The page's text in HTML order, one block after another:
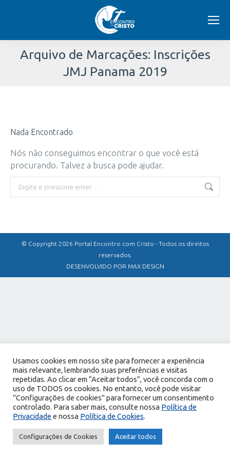
Arquivo de Marcações: Inscrições
JMJ Panama 2019
Nada Encontrado
Nós não conseguimos encontrar o que você está
procurando. Talvez a busca pode ajudar.
Buscar
© Copyright 2026 Portal Encontro com Cristo - Todos os direitos
reservados.
DESENVOLVIDO POR MAX DESIGN
Usamos cookies em nosso site para fornecer a experiência
mais relevante, lembrando suas preferências e visitas
repetidas. Ao clicar em “Aceitar todos”, você concorda com o
uso de TODOS os cookies. No entanto, você pode visitar
"Configurações de cookies" para fornecer um consentimento
controlado. Para saber mais, consulte nossa Política de
Privacidade e nossa Política de Cookies.
Configurações de Cookies Aceitar todos